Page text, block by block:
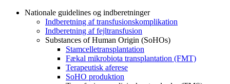
Nationale guidelines og indberetninger
Indberetning af transfusionskomplikation
Indberetning af fejltransfusion
Substances of Human Origin (SoHOs)
Stamcelletransplantation
Fækal mikrobiota transplantation (FMT)
Terapeutisk aferese
SoHO produktion